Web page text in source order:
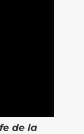
de la